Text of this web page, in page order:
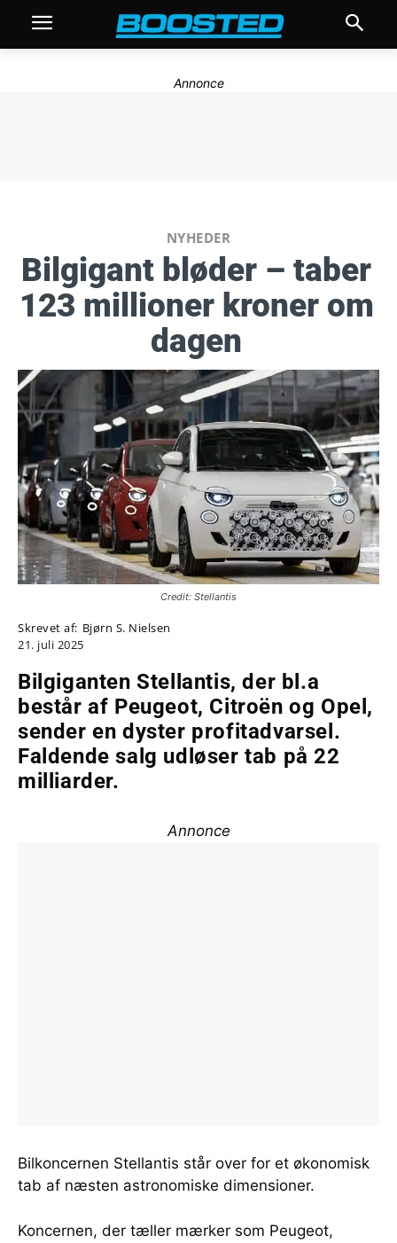
Annonce
NYHEDER
Bilgigant bløder – taber
123 millioner kroner om
dagen
Credit: Stellantis
Skrevet af: Bjørn S. Nielsen
21. juli 2025
Bilgiganten Stellantis, der bl.a
består af Peugeot, Citroën og Opel,
sender en dyster profitadvarsel.
Faldende salg udløser tab på 22
milliarder.
Annonce
Bilkoncernen Stellantis står over for et økonomisk
tab af næsten astronomiske dimensioner.
Koncernen, der tæller mærker som Peugeot,